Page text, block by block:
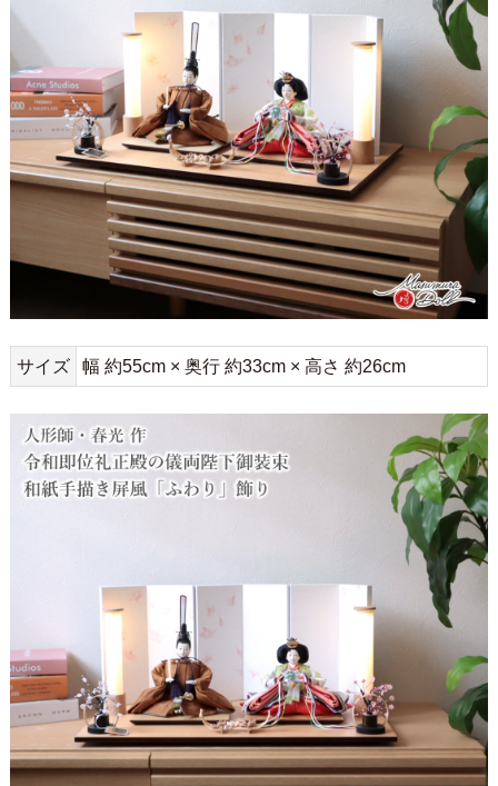
サイズ 幅 約55cm × 奥行 約33cm × 高さ 約26cm